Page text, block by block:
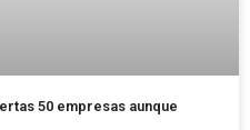
50 empresas aunque